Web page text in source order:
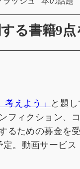
る書籍9点
考えよう」 と題
ィクション、
ための募金を
。動画サービ